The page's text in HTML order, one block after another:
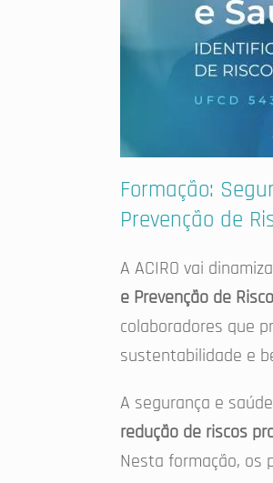
Formação:
Prevenção de
A ACIRO vai
e Prevenção de
colaboradores que
sustentabilidade e
A segurança e
redução de riscos
Nesta formação, os